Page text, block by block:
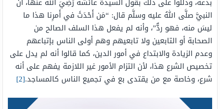
النبيَّ صلَّى اللهُ عليه وسلَّم قال: “مَن أَحْدَثَ في أَمرِنا هذا ما
ليسَ منه، فهو ردٌّ”، وأنه لم يفعل هذا السلف الصالح من
الصحابة أو التابعين ولا تابعيهم وهم أولى الناس بإتباعهم
وعدم الزيادة والابتداع في أمور الدين، كما قالوا أنه لم يدل على
تخصيص الشرع هذا، لأن التزام الأمور غير اللازمة يفهم على أنه
شرع، وخاصة مع من يقتدى بع في تجميع الناس كالمساجد.[2]